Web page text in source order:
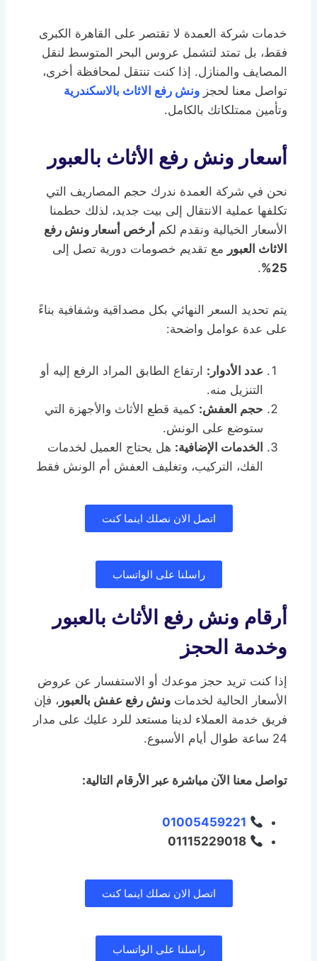
خدمات شركة العمدة لا تقتصر على القاهرة الكبرى
فقط، بل تمتد لتشمل عروس البحر المتوسط لنقل
المصايف والمنازل. إذا كنت تنتقل لمحافظة أخرى،
تواصل معنا لحجز ونش رفع الاثاث بالاسكندرية
وتأمين ممتلكاتك بالكامل.
أسعار ونش رفع الأثاث بالعبور
نحن في شركة العمدة ندرك حجم المصاريف التي
تكلفها عملية الانتقال إلى بيت جديد، لذلك حطمنا
الأسعار الخيالية ونقدم لكم أرخص أسعار ونش رفع
الاثاث العبور مع تقديم خصومات دورية تصل إلى
25%
.
يتم تحديد السعر النهائي بكل مصداقية وشفافية بناءً
على عدة عوامل واضحة:
عدد الأدوار: ارتفاع الطابق المراد الرفع إليه أو
التنزيل منه.
حجم العفش: كمية قطع الأثاث والأجهزة التي
ستوضع على الونش.
الخدمات الإضافية: هل يحتاج العميل لخدمات
الفك، التركيب، وتغليف العفش أم الونش فقط
اتصل الان نصلك اينما كنت
راسلنا على الواتساب
أرقام ونش رفع الأثاث بالعبور
وخدمة الحجز
إذا كنت تريد حجز موعدك أو الاستفسار عن عروض
الأسعار الحالية لخدمات ونش رفع عفش بالعبور ، فإن
فريق خدمة العملاء لدينا مستعد للرد عليك على مدار
24 ساعة طوال أيام الأسبوع.
تواصل معنا الآن مباشرة عبر الأرقام التالية:
01005459221
01115229018
اتصل الان نصلك اينما كنت
راسلنا على الواتساب